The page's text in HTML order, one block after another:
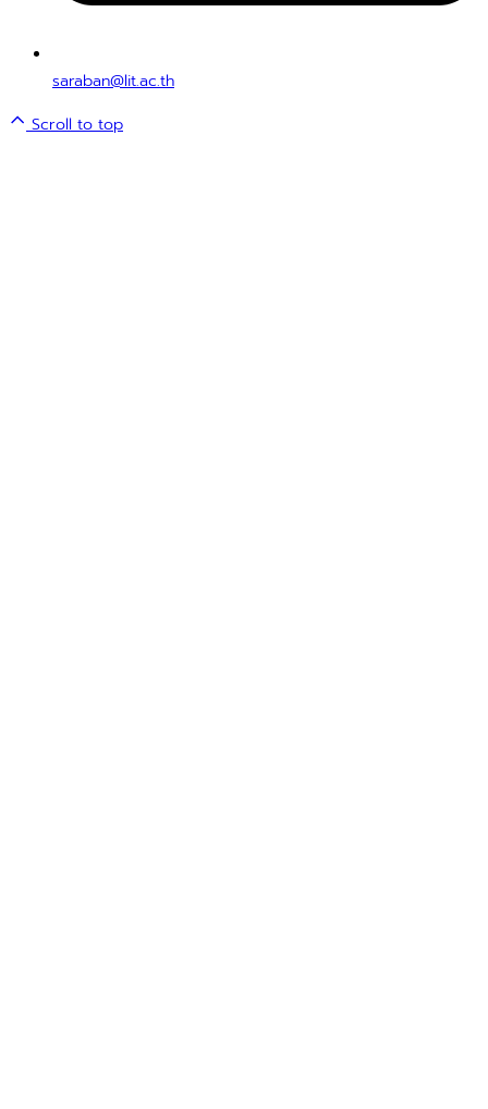
saraban@lit.ac.th
Scroll to top